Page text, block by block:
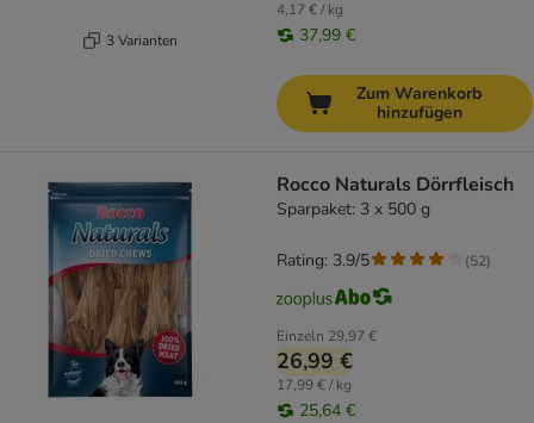
3 Varianten
4,17 € / kg
37,99 €
Zum Warenkorb
hinzufügen
Rocco Naturals Dörrfleisch
Sparpaket: 3 x 500 g
Einzeln 29,97 €
26,99 €
17,99 € / kg
25,64 €
Rating: 3.9/5 (52)